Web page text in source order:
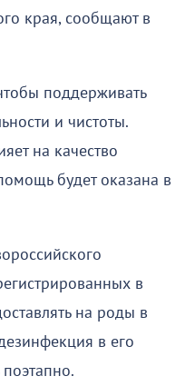
края, сообщают в
поддерживать
и чистоты.
на качество
будет оказана в
в
на роды в
в его